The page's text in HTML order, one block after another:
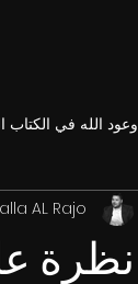
وعود الله في
نظرة
AL Rajo